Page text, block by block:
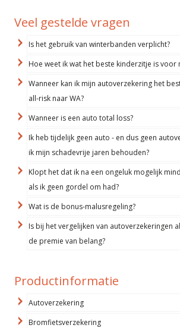
Veel gestelde vragen
Is het gebruik van winterbanden verplicht?
Hoe weet ik wat het beste kinderzitje is voor
Wanneer kan ik mijn autoverzekering het
all-risk naar WA?
Wanneer is een auto total loss?
Ik heb tijdelijk geen auto - en dus geen
ik mijn schadevrije jaren behouden?
Klopt het dat ik na een ongeluk mogelijk
als ik geen gordel om had?
Wat is de bonus-malusregeling?
Is bij het vergelijken van autoverzekeringen
de premie van belang?
Productinformatie
Autoverzekering
Bromfietsverzekering